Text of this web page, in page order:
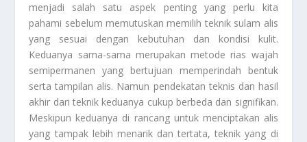
menjadi salah satu aspek penting yang perlu kita
pahami sebelum memutuskan memilih teknik sulam alis
yang sesuai dengan kebutuhan dan kondisi kulit.
Keduanya sama-sama merupakan metode rias wajah
semipermanen yang bertujuan memperindah bentuk
serta tampilan alis. Namun pendekatan teknis dan hasil
akhir dari teknik keduanya cukup berbeda dan signifikan.
Meskipun keduanya di rancang untuk menciptakan alis
yang tampak lebih menarik dan tertata, teknik yang di